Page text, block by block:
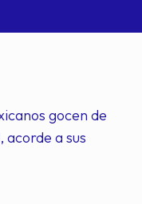
gocen de
acorde a sus